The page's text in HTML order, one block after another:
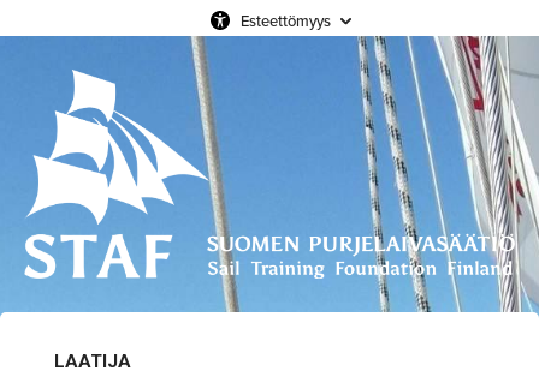
Esteettömyys
LAATIJA